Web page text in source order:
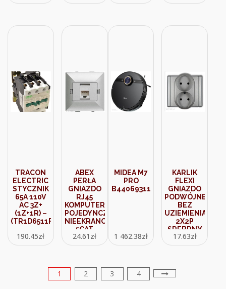
TRACON
ELECTRIC
STYCZNIK
65A 110V
AC 3Z+
(1Z+1R) –
(TR1D6511F7)
190.45zł
ABEX
PERŁA
GNIAZDO
RJ45
KOMPUTEROWE
POJEDYNCZE
NIEEKRANOWANE
5CAT
GTP10PM
SREBRNA
24.61 zł
MIDEA M7
PRO
B44069311
1 462.38zł
KARLIK
FLEXI
GNIAZDO
PODWÓJNE
BEZ
UZIEMIENIA
2X2P
SREBRNY
METALIK
7FGP2PKRL
17.63zł
1 2 3 4